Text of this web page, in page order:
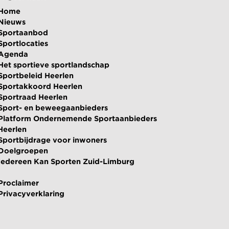
sportieve sportlandschap
Heerlen
Heerlen
Heerlen
en beweegaanbieders
Ondernemende Sportaanbieders
voor inwoners
Kan Sporten Zuid-Limburg